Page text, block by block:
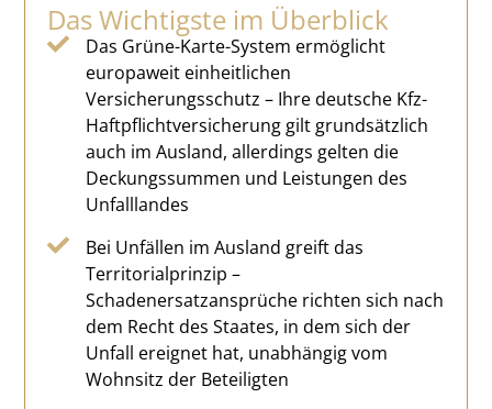
Das Wichtigste im Überblick
Das Grüne-Karte-System ermöglicht
europaweit einheitlichen
Versicherungsschutz – Ihre deutsche Kfz-
Haftpflichtversicherung gilt grundsätzlich
auch im Ausland, allerdings gelten die
Deckungssummen und Leistungen des
Unfalllandes
Bei Unfällen im Ausland greift das
Territorialprinzip –
Schadenersatzansprüche richten sich nach
dem Recht des Staates, in dem sich der
Unfall ereignet hat, unabhängig vom
Wohnsitz der Beteiligten